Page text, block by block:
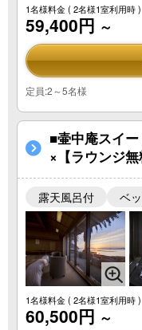
1名様料金( 2名様1室利用時 )
59,400円 ～
定員:2～5名様
■壷中庵スイ
×【ラウンジ無
露天風呂付 ベ
1名様料金( 2名様1室利用時 )
60,500円 ～